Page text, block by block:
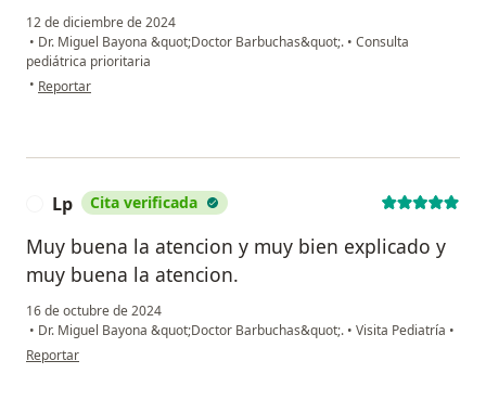
12 de diciembre de 2024
• Dr. Miguel Bayona &quot;Doctor Barbuchas&quot;. • Consulta
pediátrica prioritaria
• en opinión del usuario Kimberling gomez
Reportar
Lp Cita verificada
Muy buena la atencion y muy bien explicado y
muy buena la atencion.
16 de octubre de 2024
• Dr. Miguel Bayona &quot;Doctor Barbuchas&quot;. • Visita Pediatría •
en opinión del usuario Lp
Reportar